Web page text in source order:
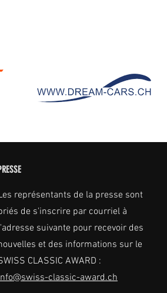
représentants de la presse sont
de s'inscrire par courriel à
suivante pour recevoir des
et des informations sur le
CLASSIC AWARD :
classic-award.ch